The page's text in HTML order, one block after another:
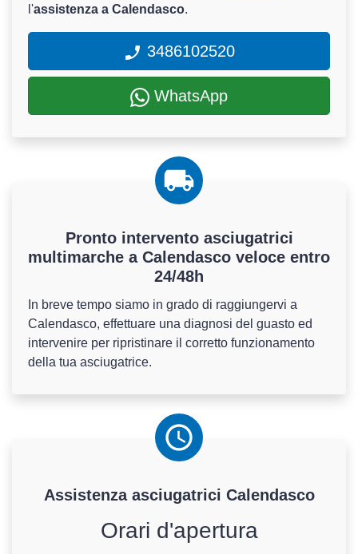
l'assistenza a Calendasco.
3486102520
WhatsApp
Pronto intervento asciugatrici
multimarche a Calendasco veloce entro
24/48h
In breve tempo siamo in grado di raggiungervi a
Calendasco, effettuare una diagnosi del guasto ed
intervenire per ripristinare il corretto funzionamento
della tua asciugatrice.
Assistenza asciugatrici Calendasco
Orari d'apertura